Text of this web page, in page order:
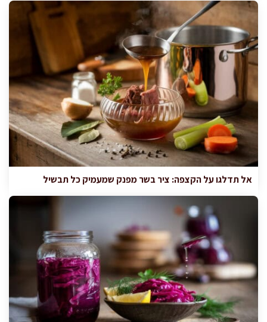
אל תדלגו על הקצפה: ציר בשר מפנק שמעמיק כל תבשיל